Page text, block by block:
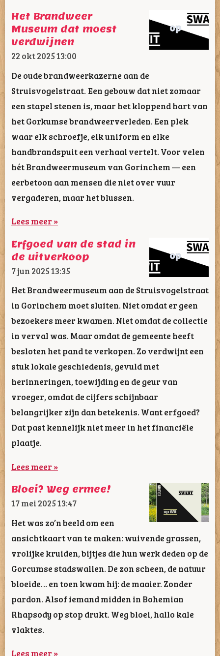
Het Brandweer
Museum dat moest
verdwijnen
22 okt 202513:00
De oude brandweerkazerne aan de
Struisvogelstraat. Een gebouw dat niet zomaar
een stapel stenen is, maar het kloppend hart van
het Gorkumse brandweerverleden. Een plek
waar elk schroefje, elk uniform en elke
handbrandspuit een verhaal vertelt. Voor velen
hét Brandweermuseum van Gorinchem — een
eerbetoon aan mensen die niet over vuur
vergaderen, maar het blussen.
Lees meer »
Erfgoed van de stad in
de uitverkoop
7 jun 202513:35
Het Brandweermuseum aan de Struisvogelstraat
in Gorinchem moet sluiten. Niet omdat er geen
bezoekers meer kwamen. Niet omdat de collectie
in verval was. Maar omdat de gemeente heeft
besloten het pand te verkopen. Zo verdwijnt een
stuk lokale geschiedenis, gevuld met
herinneringen, toewijding en de geur van
vroeger, omdat de cijfers schijnbaar
belangrijker zijn dan betekenis. Want erfgoed?
Dat past kennelijk niet meer in het financiële
plaatje.
Lees meer »
Bloei? Weg ermee!
17 mei 202513:47
Het was zo’n beeld om een
ansichtkaart van te maken: wuivende grassen,
vrolijke kruiden, bijtjes die hun werk deden op de
Gorcumse stadswallen. De zon scheen, de natuur
bloeide… en toen kwam hij: de maaier. Zonder
pardon. Alsof iemand midden in Bohemian
Rhapsody op stop drukt. Weg bloei, hallo kale
vlaktes.
Lees meer »